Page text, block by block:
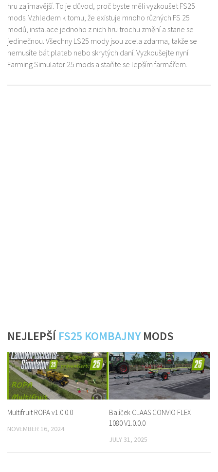
hru zajímavější. To je důvod, proč byste měli vyzkoušet FS25
mods. Vzhledem k tomu, že existuje mnoho různých FS 25
modů, instalace jednoho z nich hru trochu změní a stane se
jedinečnou. Všechny LS25 mody jsou zcela zdarma, takže se
nemusíte bát plateb nebo skrytých daní. Vyzkoušejte nyní
Farming Simulator 25 mods a staňte se lepším farmářem.
NEJLEPŠÍ FS25 KOMBAJNYMODS
Multifruit ROPA v1.0.0.0
NOVEMBER 16, 2024
Balíček CLAAS CONVIO FLEX
1080 V1.0.0.0
JULY 31, 2025